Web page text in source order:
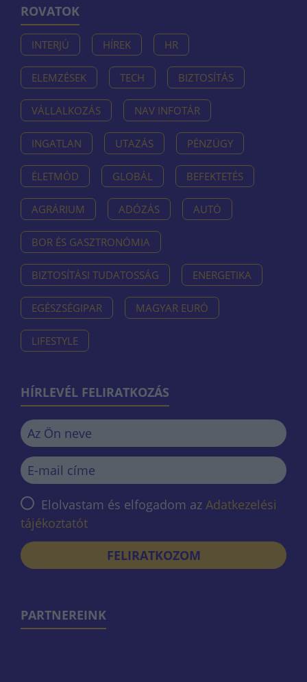
ROVATOK
INTERJÚ HÍREK HR
ELEMZÉSEK TECH BIZTOSÍTÁS
VÁLLALKOZÁS NAV INFOTÁR
INGATLAN UTAZÁS PÉNZÜGY
ÉLETMÓD GLOBÁL BEFEKTETÉS
AGRÁRIUM ADÓZÁS AUTÓ
BOR ÉS GASZTRONÓMIA
BIZTOSÍTÁSI TUDATOSSÁG ENERGETIKA
EGÉSZSÉGIPAR MAGYAR EURÓ
LIFESTYLE
HÍRLEVÉL FELIRATKOZÁS
Elolvastam és elfogadom az Adatkezelési
tájékoztatót
FELIRATKOZOM
PARTNEREINK